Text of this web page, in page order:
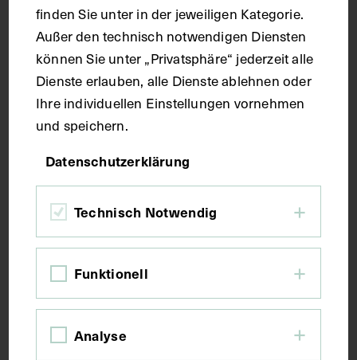
dorsale Band zwischen lateralem Keilbein und
Würfelbein (Ligamentum cuneocuboideum dorsale),
der vordere und seitliche Anteil des äußeren
Seitenbandkomplexes (Ligamentum collaterale
laterale) mit dem Ligamentum tibiofibulare anterius
sowie dem Ligamentum calcaneofibulare, das
zweigeteilte Band zwischen Fersenbein und
bifurcatum), der vordere Anteil des inneren
Seitenbandkomplexes (Ligamentum collaterale
mediale mit dem Ligamentum deltoideum sowie
dem Ligamentum tibiotalare anterius und das
dorsale Band zwischen dem inneren Keilbein und
dem Kahnbein (Ligamentum cuneonaviculare
dorsale).
Schlagwörter
finden Sie unter in der jeweiligen Kategorie.
Außer den technisch notwendigen Diensten
können Sie unter „Privatsphäre“ jederzeit alle
Dienste erlauben, alle Dienste ablehnen oder
Ihre individuellen Einstellungen vornehmen
und speichern.
Datenschutzerklärung
Technisch Notwendig
Funktionell
Analyse